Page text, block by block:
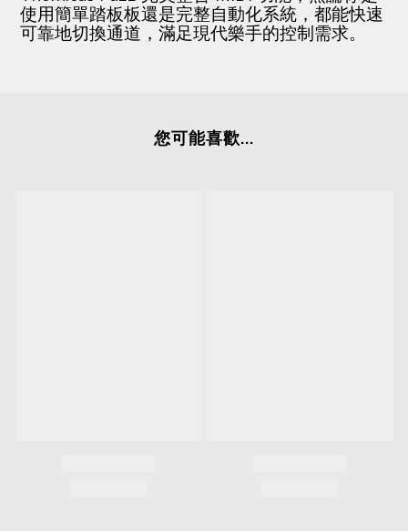
使用簡單踏板板還是完整自動化系統，都能快速
可靠地切換通道，滿足現代樂手的控制需求。
您可能喜歡...